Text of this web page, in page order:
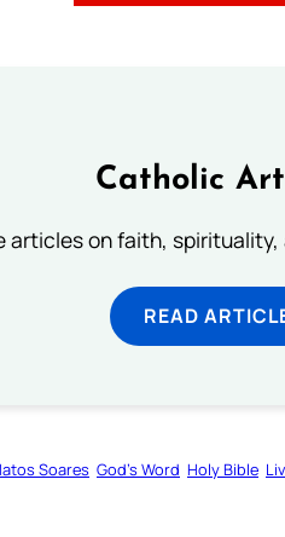
Catholic
articles on faith,
READ
Soares God’s Word Holy Bible